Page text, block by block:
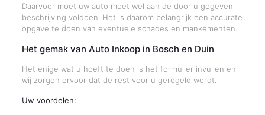
Daarvoor moet uw auto moet wel aan de door u gegeven
beschrijving voldoen. Het is daarom belangrijk een accurate
opgave te doen van eventuele schades en mankementen.
Het gemak van Auto Inkoop in Bosch en Duin
Het enige wat u hoeft te doen is het formulier invullen en
wij zorgen ervoor dat de rest voor u geregeld wordt.
Uw voordelen: